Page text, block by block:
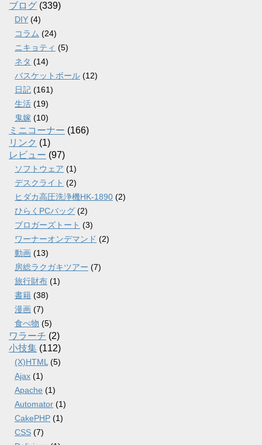
ブログ (339)
DIY (4)
コラム (24)
ニキョティ (5)
ネタ (14)
バスケットボール (12)
日記 (161)
生活 (19)
鬼嫁 (10)
ミニコーナー (166)
リンク (1)
レビュー (97)
ソフトウェア (1)
デスクライト (2)
ヒダカ高圧洗浄機HK-1890 (2)
ひらくPCバッグ (2)
ブロガーズトート (3)
ワーナーオンデマンド (2)
動画 (13)
房総ラクガキツアー (7)
旅行財布 (1)
書籍 (38)
漫画 (7)
食べ物 (5)
ワラーチ (2)
小技集 (112)
(X)HTML (5)
Ajax (1)
Apache (1)
Automator (1)
CakePHP (1)
CSS (7)